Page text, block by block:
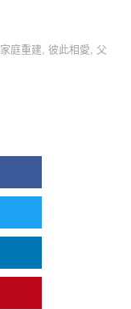
家庭重建 彼此相愛
父